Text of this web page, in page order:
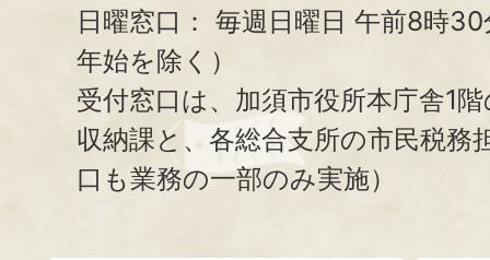
日曜窓口： 毎週日曜日 午前8時
年始を除く）
受付窓口は、加須市役所本庁舎1
収納課と、 各総合支所の市民税務
口も業務の一部のみ実施）